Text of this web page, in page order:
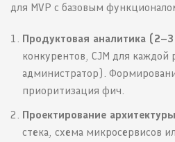
для MVP с базовым
Продуктовая аналитика
конкурентов, CJM для
администратор).
приоритизация фич.
Проектирование
стека, схема микросервисов